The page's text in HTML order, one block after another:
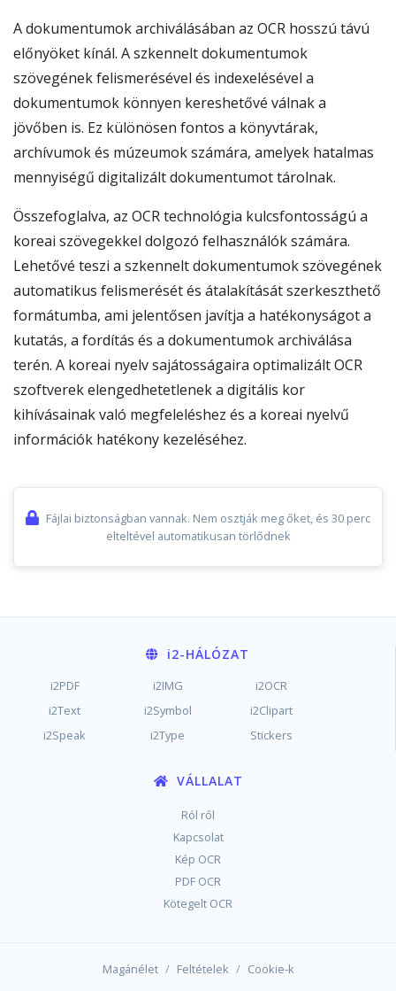
A dokumentumok archiválásában az OCR hosszú távú
előnyöket kínál. A szkennelt dokumentumok
szövegének felismerésével és indexelésével a
dokumentumok könnyen kereshetővé válnak a
jövőben is. Ez különösen fontos a könyvtárak,
archívumok és múzeumok számára, amelyek hatalmas
mennyiségű digitalizált dokumentumot tárolnak.
Összefoglalva, az OCR technológia kulcsfontosságú a
koreai szövegekkel dolgozó felhasználók számára.
Lehetővé teszi a szkennelt dokumentumok szövegének
automatikus felismerését és átalakítását szerkeszthető
formátumba, ami jelentősen javítja a hatékonyságot a
kutatás, a fordítás és a dokumentumok archiválása
terén. A koreai nyelv sajátosságaira optimalizált OCR
szoftverek elengedhetetlenek a digitális kor
kihívásainak való megfeleléshez és a koreai nyelvű
információk hatékony kezeléséhez.
Fájlai biztonságban vannak. Nem osztják meg őket, és 30 perc
elteltével automatikusan törlődnek
i2-HÁLÓZAT
i2PDF i2IMG
i2OCR
i2Text
i2Symbol
i2Clipart
i2Speak
i2Type Stickers
VÁLLALAT
Ról ről
Kapcsolat
Kép OCR
PDF OCR
Kötegelt OCR
Magánélet / Feltételek / Cookie-k